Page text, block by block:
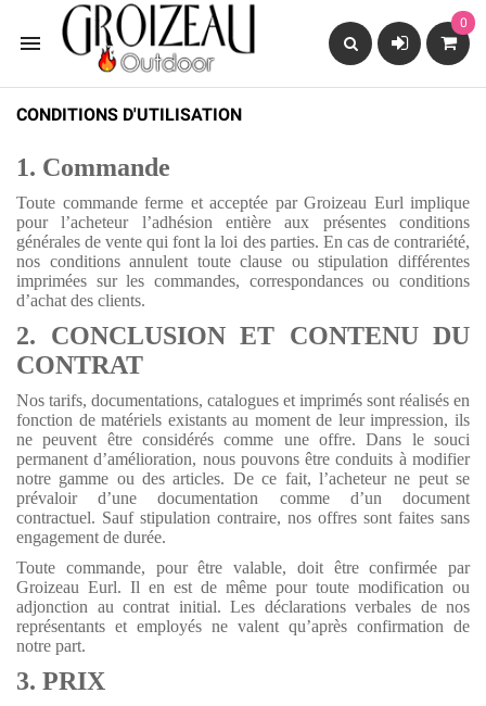

0
CONDITIONS D'UTILISATION
1. Commande
Toute commande ferme et acceptée par Groizeau Eurl implique
pour l’acheteur l’adhésion entière aux présentes conditions
générales de vente qui font la loi des parties. En cas de contrariété,
nos conditions annulent toute clause ou stipulation différentes
imprimées sur les commandes, correspondances ou conditions
d’achat des clients.
2. CONCLUSION ET CONTENU DU
CONTRAT
Nos tarifs, documentations, catalogues et imprimés sont réalisés en
fonction de matériels existants au moment de leur impression, ils
ne peuvent être considérés comme une offre. Dans le souci
permanent d’amélioration, nous pouvons être conduits à modifier
notre gamme ou des articles. De ce fait, l’acheteur ne peut se
prévaloir d’une documentation comme d’un document
contractuel. Sauf stipulation contraire, nos offres sont faites sans
engagement de durée.
Toute commande, pour être valable, doit être confirmée par
Groizeau Eurl. Il en est de même pour toute modification ou
adjonction au contrat initial. Les déclarations verbales de nos
représentants et employés ne valent qu’après confirmation de
notre part.
3. PRIX